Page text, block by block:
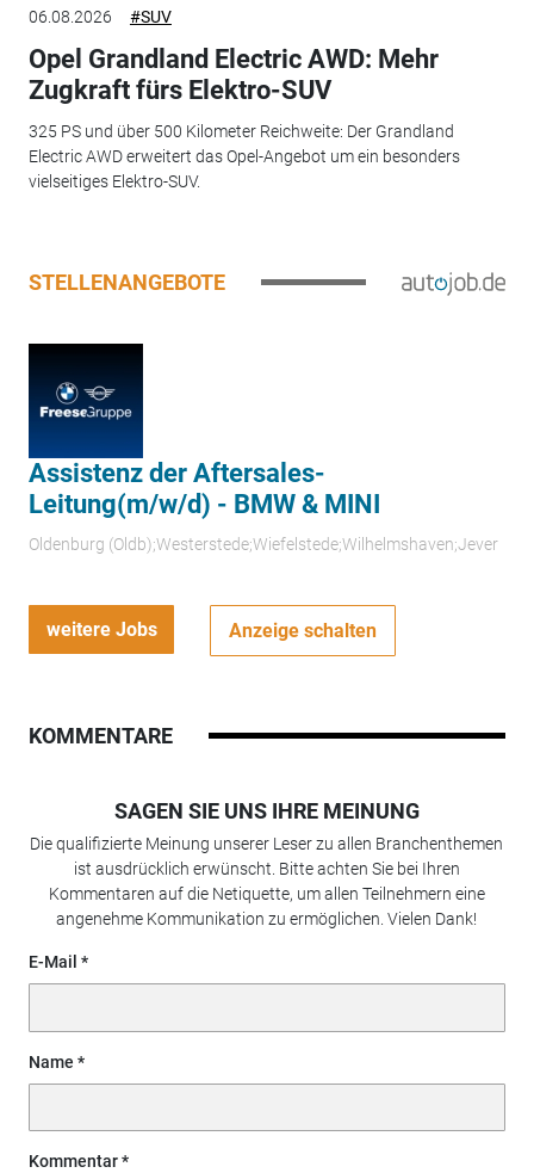
06.08.2026 #SUV
Opel Grandland Electric AWD: Mehr
Zugkraft fürs Elektro-SUV
325 PS und über 500 Kilometer Reichweite: Der Grandland
Electric AWD erweitert das Opel-Angebot um ein besonders
vielseitiges Elektro-SUV.
STELLENANGEBOTE
Assistenz der Aftersales-
Leitung(m/w/d) - BMW & MINI
Oldenburg (Oldb);Westerstede;Wiefelstede;Wilhelmshaven;Jever
weitere Jobs Anzeige schalten
KOMMENTARE
SAGEN SIE UNS IHRE MEINUNG
Die qualifizierte Meinung unserer Leser zu allen Branchenthemen
ist ausdrücklich erwünscht. Bitte achten Sie bei Ihren
Kommentaren auf die Netiquette, um allen Teilnehmern eine
angenehme Kommunikation zu ermöglichen. Vielen Dank!
E-Mail
Name
Kommentar